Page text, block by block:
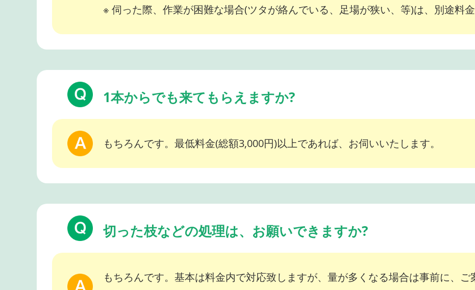
※ 伺った際、作業が困難な場合(ツタが絡んでいる、足場が狭い、等)は、別途料
1本からでも来てもらえますか?
もちろんです。最低料金(総額3,000円)以上であれば、お伺いいたします。
切った枝などの処理は、お願いできますか?
もちろんです。基本は料金内で対応致しますが、量が多くなる場合は事前に、